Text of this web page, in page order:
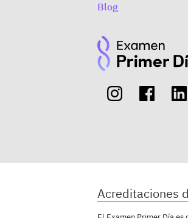
Blog
Acreditaciones